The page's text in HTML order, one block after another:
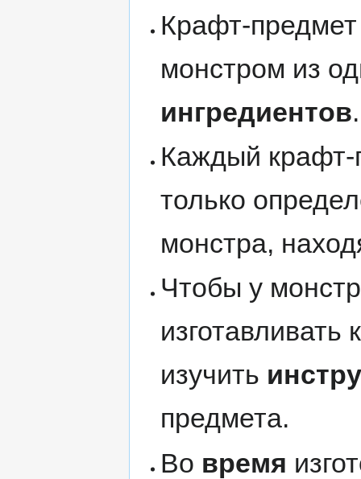
Крафт-
монстром из
ингредиентов.
Каждый крафт-
только
монстра,
Чтобы у
изучить
предмета.
Во время